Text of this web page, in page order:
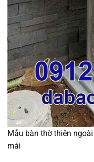
Mẫu bàn thờ thiên
mái